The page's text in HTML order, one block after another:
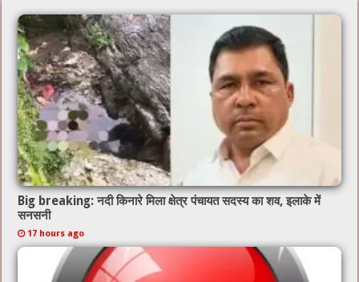
o
k
p
Big breaking: नदी किनारे मिला क्षेत्र पंचायत सदस्य का शव, इलाके में
सनसनी
17 hours ago